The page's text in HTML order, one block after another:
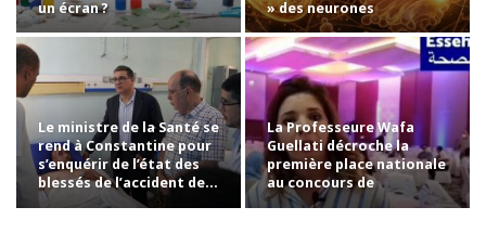
un écran ?
» des neurones
Le ministre de la Santé se
rend à Constantine pour
s’enquérir de l’état des
blessés de l’accident de…
La Professeure Wafa
Guellati décroche la
première place nationale
au concours de
professorat avec la…